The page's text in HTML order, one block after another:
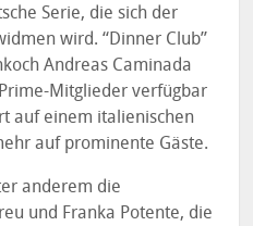
Serie, die sich der
wird. “Dinner Club”
Andreas Caminada
Mitglieder verfügbar
auf einem italienischen
auf prominente Gäste.
anderem die
und Franka Potente, die